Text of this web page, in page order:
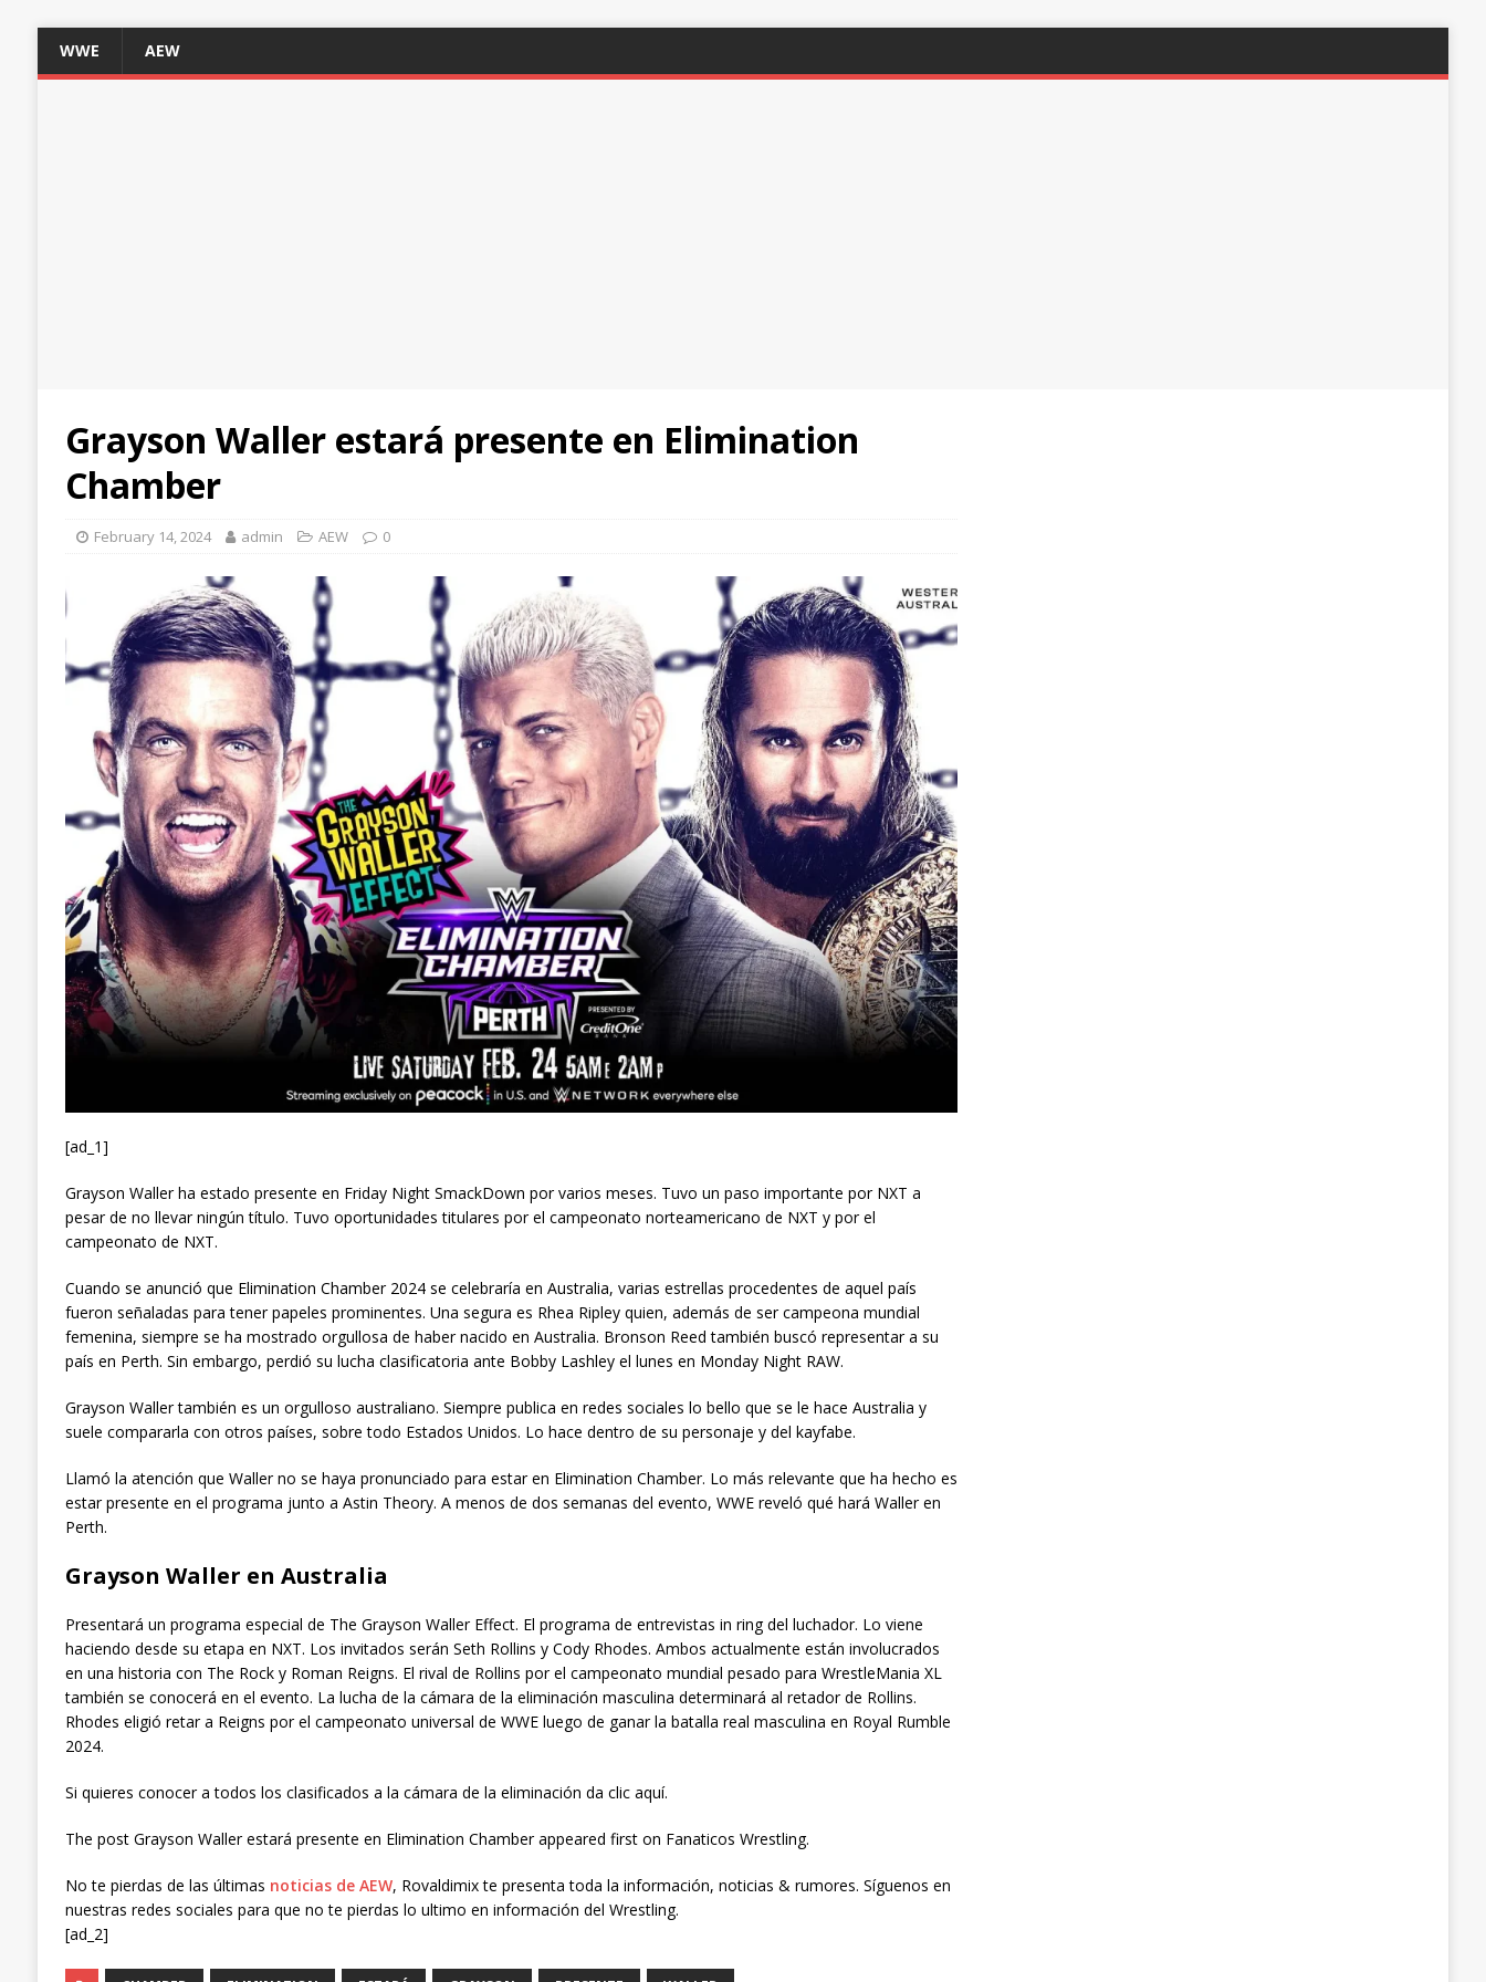
WWE AEW
Grayson Waller estará presente en Elimination
Chamber
February 14, 2024 admin AEW 0
[ad_1]
Grayson Waller ha estado presente en Friday Night SmackDown por varios meses. Tuvo un paso importante por NXT a
pesar de no llevar ningún título. Tuvo oportunidades titulares por el campeonato norteamericano de NXT y por el
campeonato de NXT.
Cuando se anunció que Elimination Chamber 2024 se celebraría en Australia, varias estrellas procedentes de aquel país
fueron señaladas para tener papeles prominentes. Una segura es Rhea Ripley quien, además de ser campeona mundial
femenina, siempre se ha mostrado orgullosa de haber nacido en Australia. Bronson Reed también buscó representar a su
país en Perth. Sin embargo, perdió su lucha clasificatoria ante Bobby Lashley el lunes en Monday Night RAW.
Grayson Waller también es un orgulloso australiano. Siempre publica en redes sociales lo bello que se le hace Australia y
suele compararla con otros países, sobre todo Estados Unidos. Lo hace dentro de su personaje y del kayfabe.
Llamó la atención que Waller no se haya pronunciado para estar en Elimination Chamber. Lo más relevante que ha hecho es
estar presente en el programa junto a Astin Theory. A menos de dos semanas del evento, WWE reveló qué hará Waller en
Perth.
Grayson Waller en Australia
Presentará un programa especial de The Grayson Waller Effect. El programa de entrevistas in ring del luchador. Lo viene
haciendo desde su etapa en NXT. Los invitados serán Seth Rollins y Cody Rhodes. Ambos actualmente están involucrados
en una historia con The Rock y Roman Reigns. El rival de Rollins por el campeonato mundial pesado para WrestleMania XL
también se conocerá en el evento. La lucha de la cámara de la eliminación masculina determinará al retador de Rollins.
Rhodes eligió retar a Reigns por el campeonato universal de WWE luego de ganar la batalla real masculina en Royal Rumble
2024.
Si quieres conocer a todos los clasificados a la cámara de la eliminación da clic aquí.
The post Grayson Waller estará presente en Elimination Chamber appeared first on Fanaticos Wrestling.
No te pierdas de las últimas noticias de AEW, Rovaldimix te presenta toda la información, noticias & rumores. Síguenos en
nuestras redes sociales para que no te pierdas lo ultimo en información del Wrestling.
[ad_2]